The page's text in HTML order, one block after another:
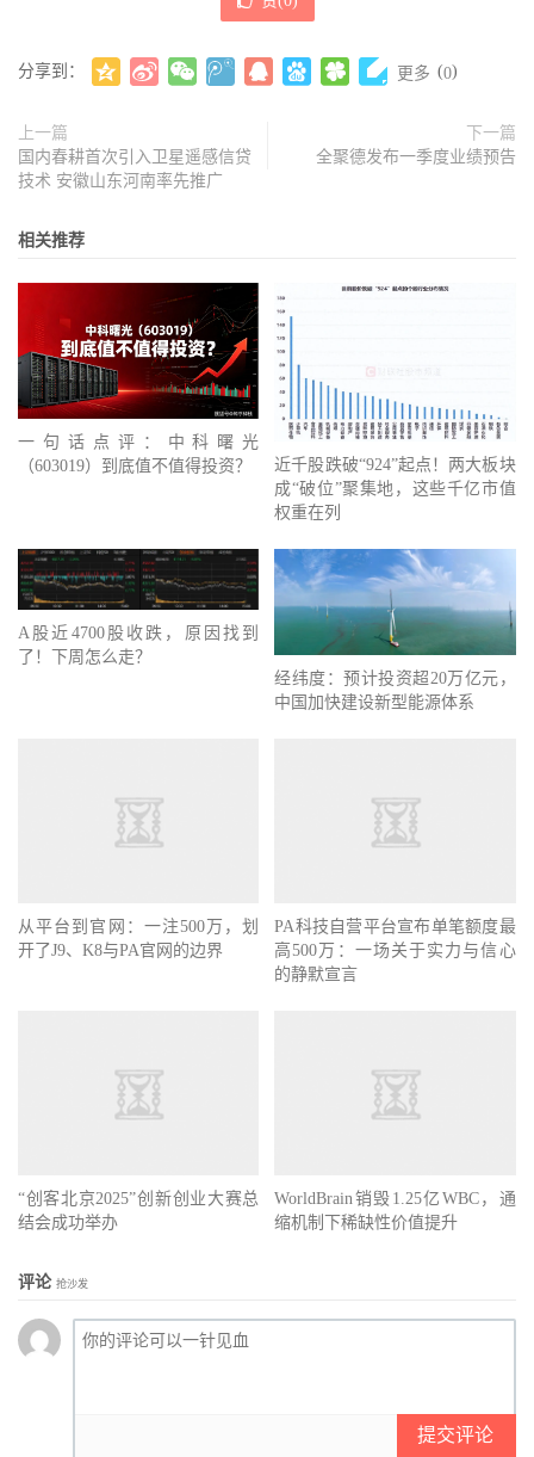
分享到： 更多 (0)
上一篇
国内春耕首次引入卫星遥感信贷
技术 安徽山东河南率先推广
下一篇
全聚德发布一季度业绩预告
相关推荐
一句话点评：中科曙光
（603019）到底值不值得投资？
近千股跌破“924”起点！两大板块
成“破位”聚集地，这些千亿市值
权重在列
A股近4700股收跌，原因找到
了！下周怎么走？
经纬度：预计投资超20万亿元，
中国加快建设新型能源体系
从平台到官网：一注500万，划
开了J9、K8与PA官网的边界
PA科技自营平台宣布单笔额度最
高500万：一场关于实力与信心
的静默宣言
“创客北京2025”创新创业大赛总
结会成功举办
WorldBrain销毁1.25亿WBC，通
缩机制下稀缺性价值提升
评论 抢沙发
提交评论